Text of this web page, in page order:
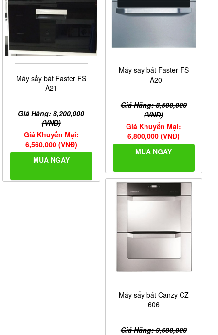
Máy sấy bát Faster FS
A21
Giá Hãng: 8,200,000
(VNĐ)
Giá Khuyến Mại:
6,560,000 (VNĐ)
MUA NGAY
Máy sấy bát Faster FS
- A20
Giá Hãng: 8,500,000
(VNĐ)
Giá Khuyến Mại:
6,800,000 (VNĐ)
MUA NGAY
Máy sấy bát Canzy CZ
606
Giá Hãng: 9,680,000